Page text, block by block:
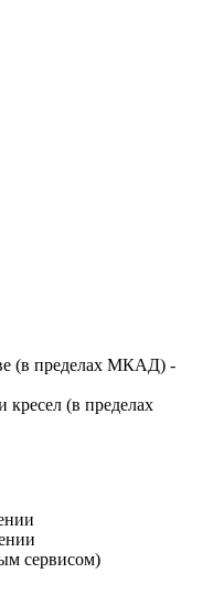
(в пределах МКАД) -
кресел (в пределах
сервисом)